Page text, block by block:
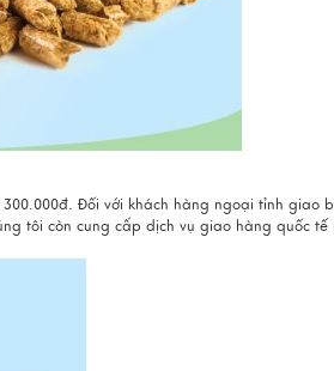
Đối với khách hàng ngoại tỉnh giao
tôi còn cung cấp dịch vụ giao hàng quốc tế